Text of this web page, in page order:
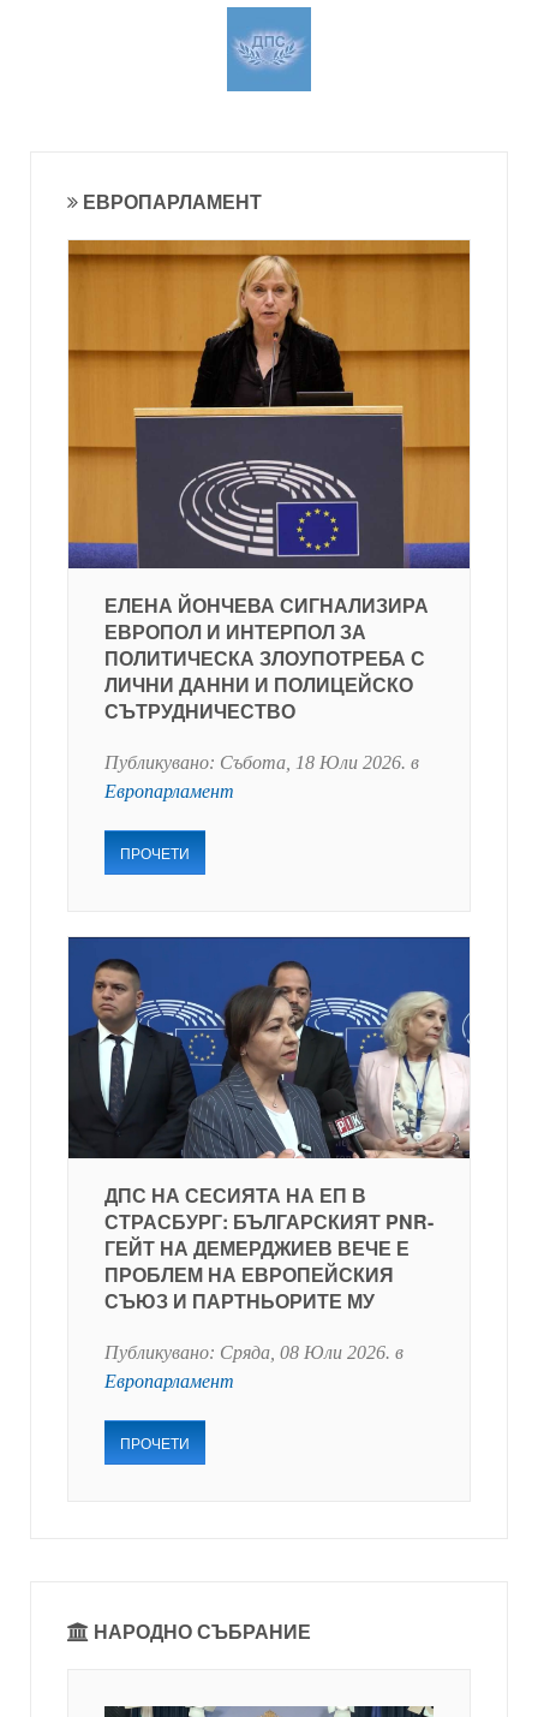
ЕВРОПАРЛАМЕНТ
ЕЛЕНА ЙОНЧЕВА СИГНАЛИЗИРА
ЕВРОПОЛ И ИНТЕРПОЛ ЗА
ПОЛИТИЧЕСКА ЗЛОУПОТРЕБА С
ЛИЧНИ ДАННИ И ПОЛИЦЕЙСКО
СЪТРУДНИЧЕСТВО
Публикувано: Събота, 18 Юли 2026. в
Европарламент
ПРОЧЕТИ
ДПС НА СЕСИЯТА НА ЕП В
СТРАСБУРГ: БЪЛГАРСКИЯТ PNR-
ГЕЙТ НА ДЕМЕРДЖИЕВ ВЕЧЕ Е
ПРОБЛЕМ НА ЕВРОПЕЙСКИЯ
СЪЮЗ И ПАРТНЬОРИТЕ МУ
Публикувано: Сряда, 08 Юли 2026. в
Европарламент
ПРОЧЕТИ
НАРОДНО СЪБРАНИЕ